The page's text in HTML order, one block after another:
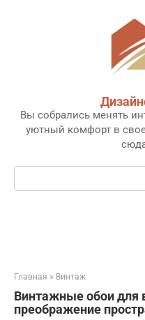
Вы собрались менять
уютный комфорт в
Поиск:
Главная » Винтаж
Винтажные обои для
преображение